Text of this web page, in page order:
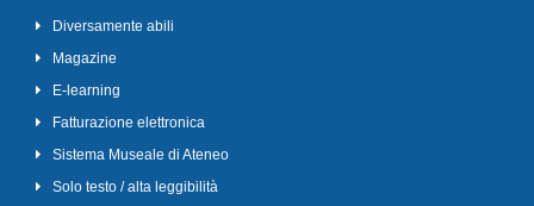
Diversamente abili
Magazine
E-learning
Fatturazione elettronica
Sistema Museale di Ateneo
Solo testo / alta leggibilità